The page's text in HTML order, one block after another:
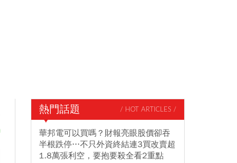
熱門話題 / HOT ARTICLES /
華邦電可以買嗎？財報亮眼股價卻吞
半根跌停…不只外資終結連3買改賣超
1.8萬張利空，要抱要殺全看2重點